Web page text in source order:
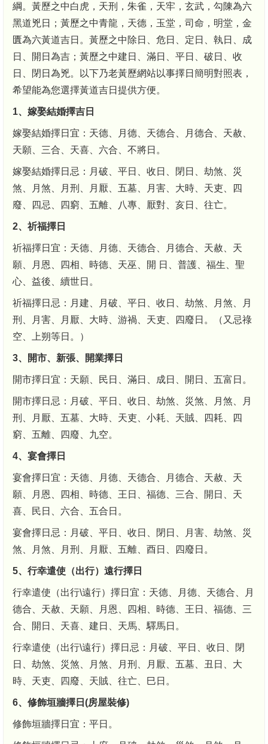
綱。黃歷之中白虎，天刑，朱雀，天牢，玄武，勾陳為六
黑道兇日；黃歷之中青龍，天德，玉堂，司命，明堂，金
匱為六黃道吉日。黃歷之中除日、危日、定日、執日、成
日、開日為吉；黃歷之中建日、滿日、平日、破日、收
日、閉日為兇。以下乃老黃歷網站以事擇日簡明對照表，
希望能為您選擇黃道吉日提供方便。
1、嫁娶結婚擇吉日
嫁娶結婚擇日宜：天德、月德、天德合、月德合、天赦、
天願、三合、天喜、六合、不將日。
嫁娶結婚擇日忌：月破、平日、收日、閉日、劫煞、災
煞、月煞、月刑、月厭、五墓、月害、大時、天吏、四
廢、四忌、四窮、五離、八專、厭對、亥日、往亡。
2、祈福擇日
祈福擇日宜：天德、月德、天德合、月德合、天赦、天
願、月恩、四相、時德、天巫、開 日、普護、福生、聖
心、益後、續世日。
祈福擇日忌：月建、月破、平日、收日、劫煞、月煞、月
刑、月害、月厭、大時、游禍、天吏、四廢日。（又忌祿
空、上朔等日。）
3、開市、新張、開業擇日
開市擇日宜：天願、民日、滿日、成日、開日、五富日。
開市擇日忌：月破、平日、收日、劫煞、災煞、月煞、月
刑、月厭、五墓、大時、天吏、小耗、天賊、四耗、四
窮、五離、四廢、九空。
4、宴會擇日
宴會擇日宜：天德、月德、天德合、月德合、天赦、天
願、月恩、四相、時德、王日、福德、三合、開日、天
喜、民日、六合、五合日。
宴會擇日忌：月破、平日、收日、閉日、月害、劫煞、災
煞、月煞、月刑、月厭、五離、酉日、四廢日。
5、行幸遣使（出行）遠行擇日
行幸遣使（出行\遠行）擇日宜：天德、月德、天德合、月
德合、天赦、天願、月恩、四相、時德、王日、福德、三
合、開日、天喜、建日、天馬、驛馬日。
行幸遣使（出行\遠行）擇日忌：月破、平日、收日、閉
日、劫煞、災煞、月煞、月刑、月厭、五墓、丑日、大
時、天吏、四廢、天賊、往亡、巳日。
6、修飾垣牆擇日(房屋裝修)
修飾垣牆擇日宜：平日。